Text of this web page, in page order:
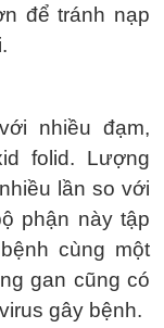
để tránh nạp
nhiều đạm,
folid. Lượng
lần so với
phận này tập
cùng một
gan cũng có
gây bệnh.